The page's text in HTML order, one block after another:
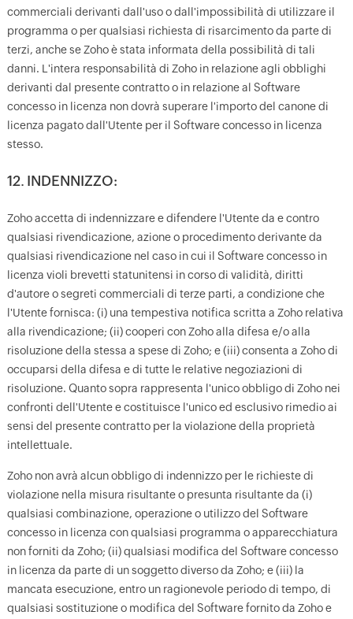
commerciali derivanti dall'uso o dall'impossibilità di utilizzare il
programma o per qualsiasi richiesta di risarcimento da parte di
terzi, anche se Zoho è stata informata della possibilità di tali
danni. L'intera responsabilità di Zoho in relazione agli obblighi
derivanti dal presente contratto o in relazione al Software
concesso in licenza non dovrà superare l'importo del canone di
licenza pagato dall'Utente per il Software concesso in licenza
stesso.
12. INDENNIZZO:
Zoho accetta di indennizzare e difendere l'Utente da e contro
qualsiasi rivendicazione, azione o procedimento derivante da
qualsiasi rivendicazione nel caso in cui il Software concesso in
licenza violi brevetti statunitensi in corso di validità, diritti
d'autore o segreti commerciali di terze parti, a condizione che
l'Utente fornisca: (i) una tempestiva notifica scritta a Zoho relativa
alla rivendicazione; (ii) cooperi con Zoho alla difesa e/o alla
risoluzione della stessa a spese di Zoho; e (iii) consenta a Zoho di
occuparsi della difesa e di tutte le relative negoziazioni di
risoluzione. Quanto sopra rappresenta l'unico obbligo di Zoho nei
confronti dell'Utente e costituisce l'unico ed esclusivo rimedio ai
sensi del presente contratto per la violazione della proprietà
intellettuale.
Zoho non avrà alcun obbligo di indennizzo per le richieste di
violazione nella misura risultante o presunta risultante da (i)
qualsiasi combinazione, operazione o utilizzo del Software
concesso in licenza con qualsiasi programma o apparecchiatura
non forniti da Zoho; (ii) qualsiasi modifica del Software concesso
in licenza da parte di un soggetto diverso da Zoho; e (iii) la
mancata esecuzione, entro un ragionevole periodo di tempo, di
qualsiasi sostituzione o modifica del Software fornito da Zoho e